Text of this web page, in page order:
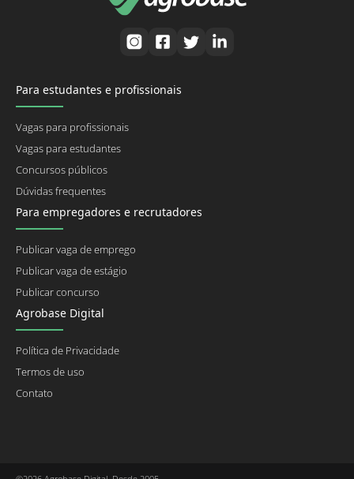
Para estudantes e profissionais
Vagas para profissionais
Vagas para estudantes
Concursos públicos
Dúvidas frequentes
Para empregadores e recrutadores
Publicar vaga de emprego
Publicar vaga de estágio
Publicar concurso
Agrobase Digital
Política de Privacidade
Termos de uso
Contato